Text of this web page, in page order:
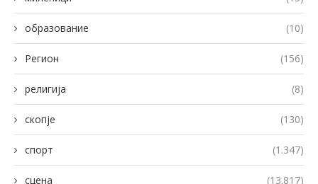
образование (10)
Регион (156)
религија (8)
скопје (130)
спорт (1.347)
сцена (13.817)